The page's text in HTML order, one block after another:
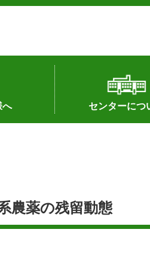
へ
新技術
技術
術
技術
豆知識
識
・機械関係
知識
知識
センターにつ
所長あいさつ
組織（各部署へのリ
アクセス
沿革
所内の施設配置図
農薬の残留動態